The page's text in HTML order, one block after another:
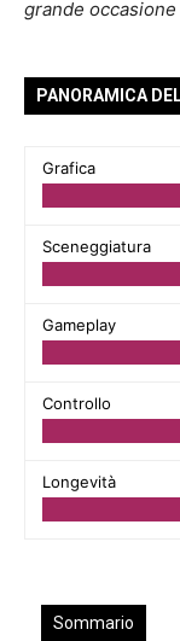
grande
PANORAMICA
Grafica
Sceneggiatura
Gameplay
Controllo
Longevità
Sommario